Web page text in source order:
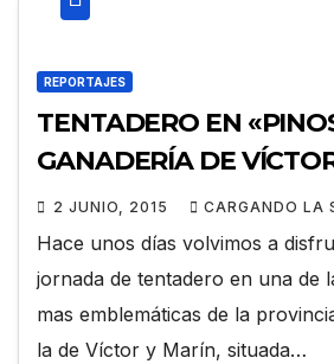
REPORTAJES
TENTADERO EN
GANADERÍA
2 JUNIO, 2015 CARGANDO LA
Hace unos días volvimos a
jornada de tentadero en una de
mas emblemáticas de la
la de Víctor y Marín, situada…